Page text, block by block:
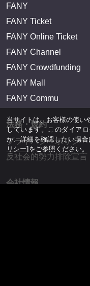
FANY
FANY Ticket
FANY Online Ticket
FANY Channel
FANY Crowdfunding
FANY Mall
FANY Commu
法務・規約
プライバシーポリシー
反社会的勢力排除宣言
会社情報
当サイトは、お客様の使
しています。このダイア
か、詳細を確認したい場合
リシー]をご参照ください。